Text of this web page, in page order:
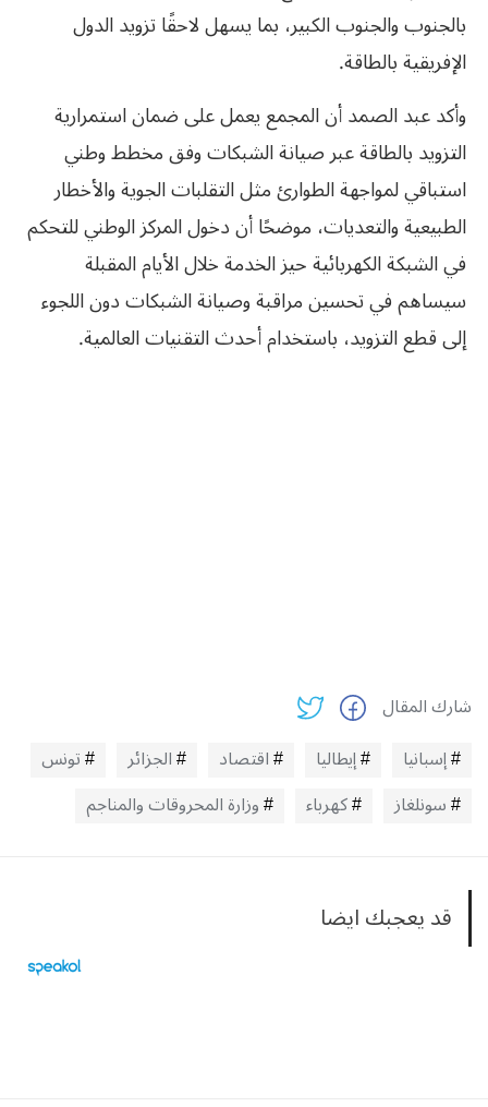
بالجنوب والجنوب الكبير، بما يسهل لاحقًا تزويد الدول
الإفريقية بالطاقة.
وأكد عبد الصمد أن المجمع يعمل على ضمان استمرارية
التزويد بالطاقة عبر صيانة الشبكات وفق مخطط وطني
استباقي لمواجهة الطوارئ مثل التقلبات الجوية والأخطار
الطبيعية والتعديات، موضحًا أن دخول المركز الوطني للتحكم
في الشبكة الكهربائية حيز الخدمة خلال الأيام المقبلة
سيساهم في تحسين مراقبة وصيانة الشبكات دون اللجوء
إلى قطع التزويد، باستخدام أحدث التقنيات العالمية.
شارك المقال
إسبانيا
إيطاليا اقتصاد الجزائر
تونس
سونلغاز
كهرباء وزارة المحروقات والمناجم
قد يعجبك ايضا